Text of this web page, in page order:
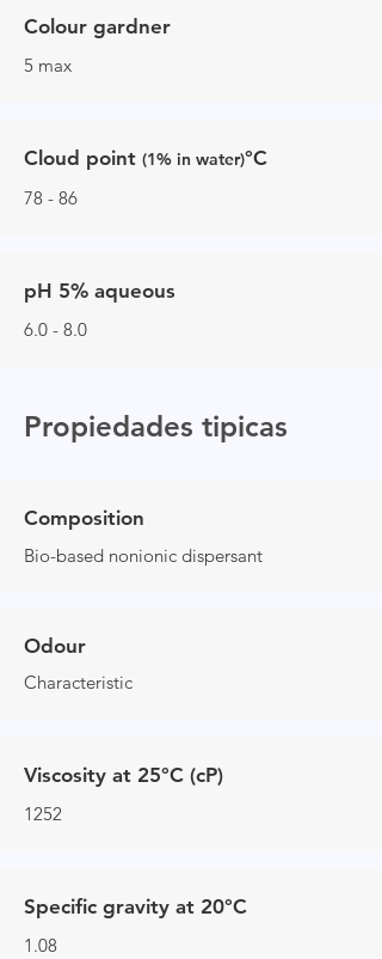
Colour gardner
5 max
Cloud point (1% in water)°C
78 - 86
pH 5% aqueous
6.0 - 8.0
Propiedades tipicas
Composition
Bio-based nonionic dispersant
Odour
Characteristic
Viscosity at 25°C (cP)
1252
Specific gravity at 20°C
1.08